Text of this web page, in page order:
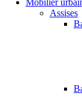
Mobilier
Assises